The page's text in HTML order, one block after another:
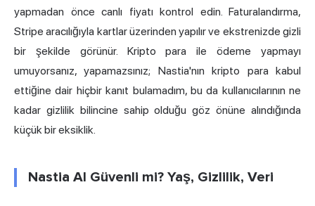
yapmadan önce canlı fiyatı kontrol edin. Faturalandırma,
Stripe aracılığıyla kartlar üzerinden yapılır ve ekstrenizde gizli
bir şekilde görünür. Kripto para ile ödeme yapmayı
umuyorsanız, yapamazsınız; Nastia'nın kripto para kabul
ettiğine dair hiçbir kanıt bulamadım, bu da kullanıcılarının ne
kadar gizlilik bilincine sahip olduğu göz önüne alındığında
küçük bir eksiklik.
Nastia AI Güvenli mi? Yaş, Gizlilik, Veri